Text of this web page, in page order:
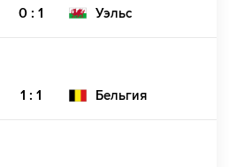
0 : 1 Уэльс
1 : 1 Бельгия